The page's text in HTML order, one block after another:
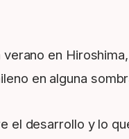
en
en alguna
el desarrollo y lo